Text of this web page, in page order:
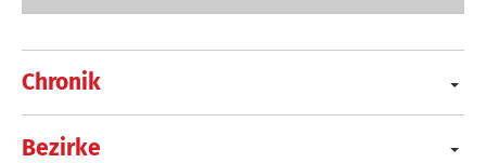
Chronik
Bezirke